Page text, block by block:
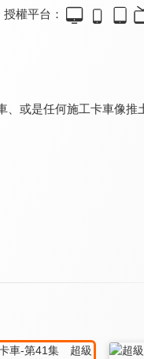
授權平台：
或是任何施工卡車像推